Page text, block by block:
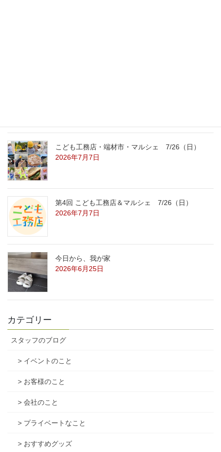
こども工務店・端材市・マルシェ 7/26（日）
2026年7月7日
第4回 こども工務店＆マルシェ 7/26（日）
2026年7月7日
今日から、我が家
2026年6月25日
カテゴリー
スタッフのブログ
> イベントのこと
> お客様のこと
> 会社のこと
> プライベートなこと
> おすすめグッズ